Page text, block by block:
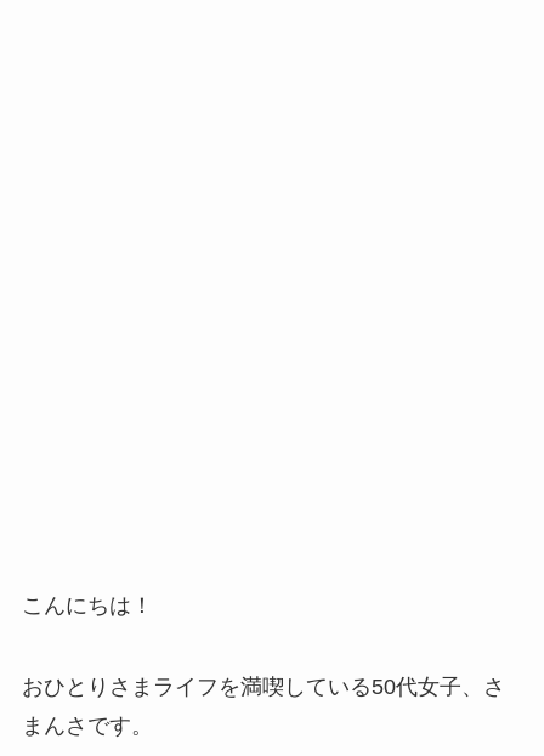
こんにちは！
おひとりさまライフを満喫している50代女子、さ
まんさです。